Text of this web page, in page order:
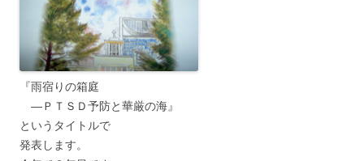
『雨宿りの箱庭
―ＰＴＳＤ予防と華厳の海』
というタイトルで
発表します。